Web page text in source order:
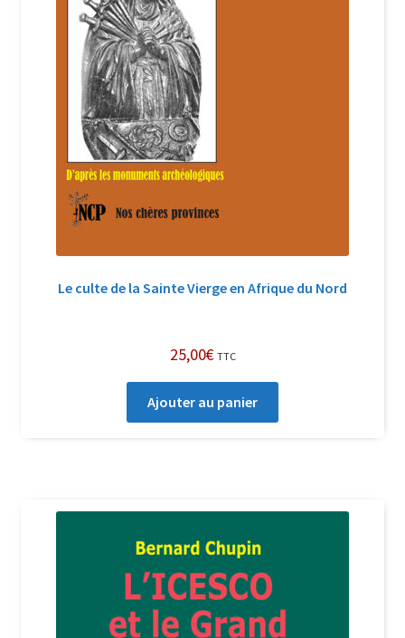
Le culte de la Sainte Vierge en Afrique du Nord
25,00€ TTC
Ajouter au panier